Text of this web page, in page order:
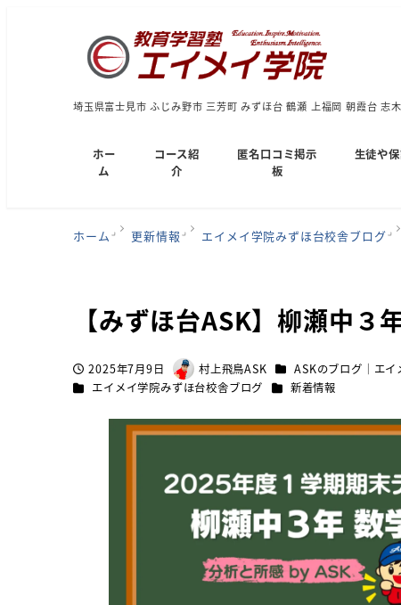
埼玉県富士見市 ふじみ野市 三芳町 みずほ台 鶴瀬 上福岡 朝霞台 志
ホー
ム
コース紹
介
匿名口コミ掲示
板
生徒や
ホーム 更新情報 エイメイ学院みずほ台校舎ブログ
【みずほ台ASK】柳瀬中
投稿日2025年7月9日
著
者
村上飛鳥ASK カテゴリー
ASKのブログ｜エ
カテゴリー
エイメイ学院みずほ台校舎ブログ カテゴリー
新着情報